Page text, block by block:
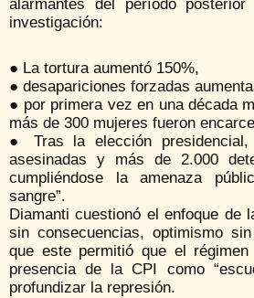
alarmantes del período
investigación:
● La tortura aumentó 150%,
● desapariciones forzadas
● por primera vez en una década
más de 300 mujeres fueron
● Tras la elección presidencial,
asesinadas y más de 2.000
cumpliéndose la amenaza
sangre”.
Diamanti cuestionó el enfoque de
sin consecuencias, optimismo
que este permitió que el
presencia de la CPI como
profundizar la represión.